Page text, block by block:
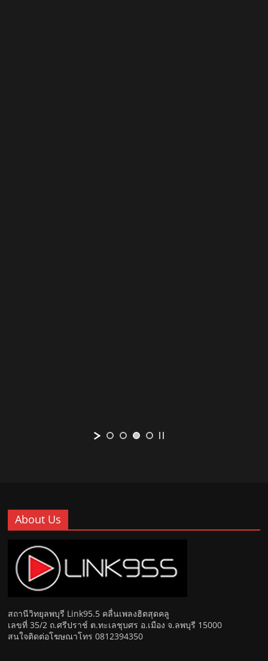
About Us
สถานีวิทยุลพบุรี Link95.5 คลื่นเพลงฮิตสุดคลู
เลขที่ 35/2 ถ.ศรีปราช์ ต.ทะเลชุบศร อ.เมือง จ.ลพบุรี 15000
สนใจติดต่อโฆษณาโทร 0812394350